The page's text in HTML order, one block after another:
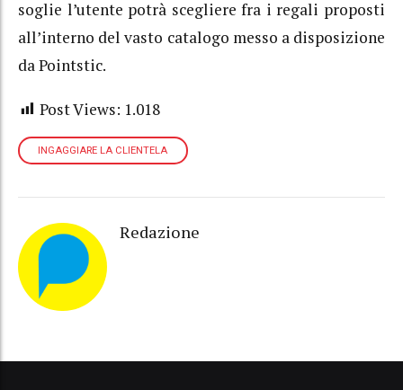
soglie l’utente potrà scegliere fra i regali proposti
all’interno del vasto catalogo messo a disposizione
da Pointstic.
Post Views: 1.018
INGAGGIARE LA CLIENTELA
Redazione